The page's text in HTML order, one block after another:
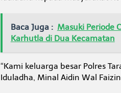
n
H
a
Baca Juga : Masuki Periode
Karhutla di Dua Kecamatan
“Kami keluarga besar Polres
Iduladha, Minal Aidin Wal